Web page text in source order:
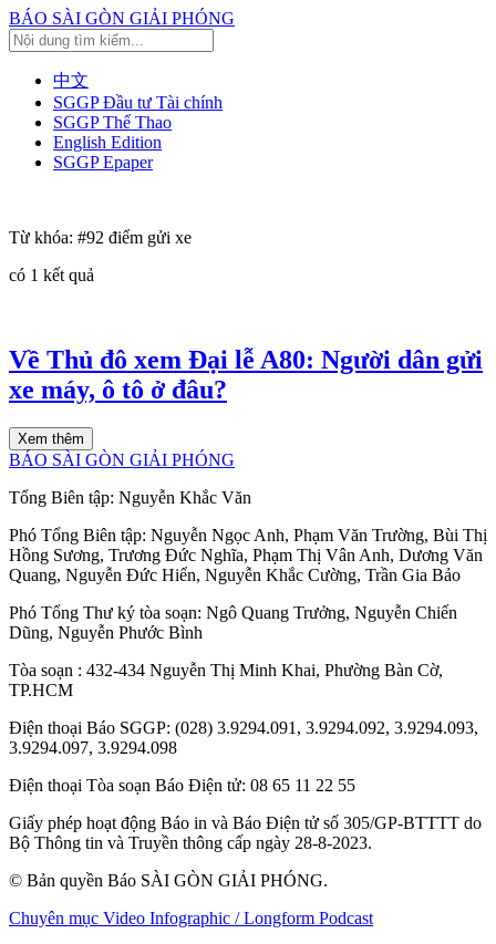
BÁO SÀI GÒN GIẢI PHÓNG
中文
SGGP Đầu tư Tài chính
SGGP Thể Thao
English Edition
SGGP Epaper
Từ khóa: #92 điểm gửi xe
có 1 kết quả
Về Thủ đô xem Đại lễ A80: Người dân gửi
xe máy, ô tô ở đâu?
Xem thêm
BÁO SÀI GÒN GIẢI PHÓNG
Tổng Biên tập: Nguyễn Khắc Văn
Phó Tổng Biên tập: Nguyễn Ngọc Anh, Phạm Văn Trường, Bùi Thị
Hồng Sương, Trương Đức Nghĩa, Phạm Thị Vân Anh, Dương Văn
Quang, Nguyễn Đức Hiển, Nguyễn Khắc Cường, Trần Gia Bảo
Phó Tổng Thư ký tòa soạn: Ngô Quang Trưởng, Nguyễn Chiến
Dũng, Nguyễn Phước Bình
Tòa soạn : 432-434 Nguyễn Thị Minh Khai, Phường Bàn Cờ,
TP.HCM
Điện thoại Báo SGGP: (028) 3.9294.091, 3.9294.092, 3.9294.093,
3.9294.097, 3.9294.098
Điện thoại Tòa soạn Báo Điện tử: 08 65 11 22 55
Giấy phép hoạt động Báo in và Báo Điện tử số 305/GP-BTTTT do
Bộ Thông tin và Truyền thông cấp ngày 28-8-2023.
© Bản quyền Báo SÀI GÒN GIẢI PHÓNG.
Chuyên mục Video Infographic / Longform Podcast